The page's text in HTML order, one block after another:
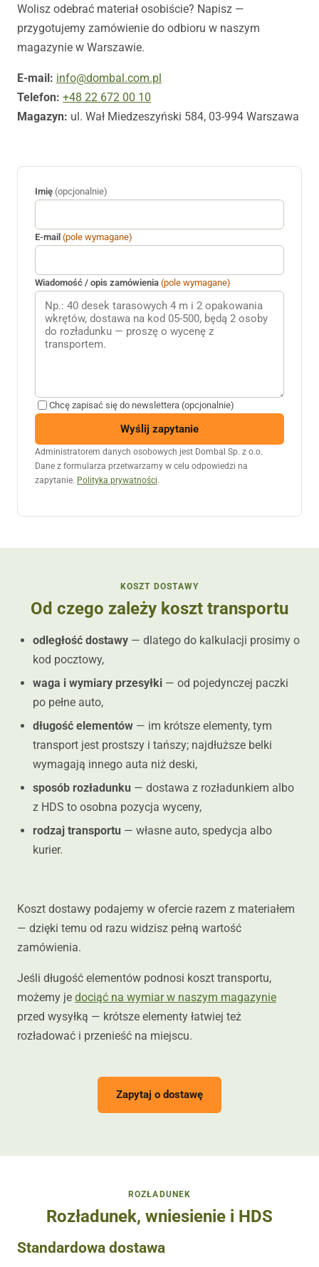
Wolisz odebrać materiał osobiście? Napisz —
przygotujemy zamówienie do odbioru w naszym
magazynie w Warszawie.
E-mail: info@dombal.com.pl
Telefon: +48 22 672 00 10
Magazyn: ul. Wał Miedzeszyński 584, 03-994 Warszawa
Imię (opcjonalnie)
E-mail (pole wymagane)
Wiadomość / opis zamówienia (pole wymagane)
Chcę zapisać się do newslettera (opcjonalnie)
Wyślij zapytanie
Administratorem danych osobowych jest Dombal Sp. z o.o.
Dane z formularza przetwarzamy w celu odpowiedzi na
zapytanie. Polityka prywatności.
KOSZT DOSTAWY
Od czego zależy koszt transportu
odległość dostawy — dlatego do kalkulacji prosimy o
kod pocztowy,
waga i wymiary przesyłki — od pojedynczej paczki
po pełne auto,
długość elementów — im krótsze elementy, tym
transport jest prostszy i tańszy; najdłuższe belki
wymagają innego auta niż deski,
sposób rozładunku — dostawa z rozładunkiem albo
z HDS to osobna pozycja wyceny,
rodzaj transportu — własne auto, spedycja albo
kurier.
Koszt dostawy podajemy w ofercie razem z materiałem
— dzięki temu od razu widzisz pełną wartość
zamówienia.
Jeśli długość elementów podnosi koszt transportu,
możemy je dociąć na wymiar w naszym magazynie
przed wysyłką — krótsze elementy łatwiej też
rozładować i przenieść na miejscu.
Zapytaj o dostawę
ROZŁADUNEK
Rozładunek, wniesienie i HDS
Standardowa dostawa